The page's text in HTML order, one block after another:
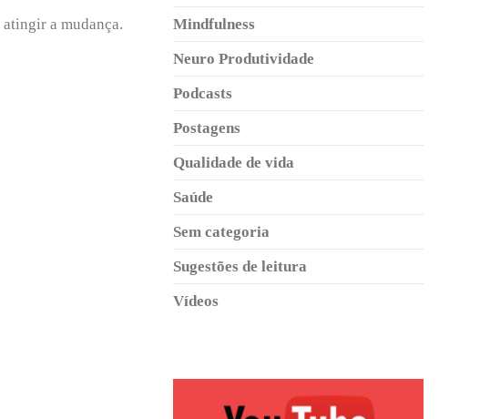
a mudança.
Mindfulness
Neuro Produtividade
Podcasts
Postagens
Qualidade de vida
Saúde
Sem categoria
Sugestões de leitura
Vídeos